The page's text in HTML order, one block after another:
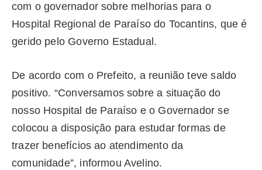
com o governador sobre melhorias para o
Hospital Regional de Paraíso do Tocantins, que é
gerido pelo Governo Estadual.
De acordo com o Prefeito, a reunião teve saldo
positivo. “Conversamos sobre a situação do
nosso Hospital de Paraíso e o Governador se
colocou a disposição para estudar formas de
trazer benefícios ao atendimento da
comunidade”, informou Avelino.